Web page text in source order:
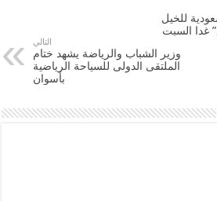
للخيل
غدا السبت
التالي
وزير الشباب والرياضة يشهد ختام
الملتقى الدولى للسياحة الرياضية
بأسوان